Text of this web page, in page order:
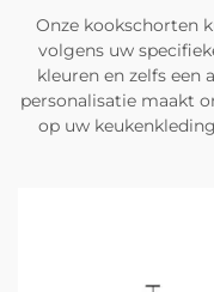
Onze kookschorten
volgens uw
kleuren en zelfs een
personalisatie maakt
op uw